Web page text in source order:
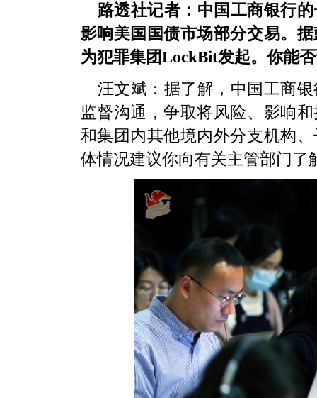
路透社记者：中国工商银行
影响美国国债市场部分交易。
为犯罪集团LockBit发起。你能
汪文斌：据了解，中国工商
监督沟通，争取将风险、影响
和集团内其他境内外分支机构
体情况建议你向有关主管部门了